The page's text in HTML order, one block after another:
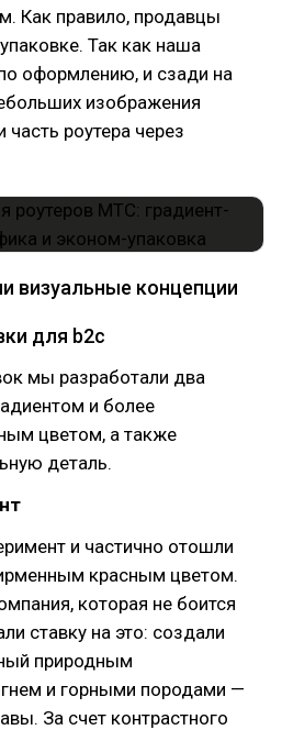
Как правило, продавцы
Так как наша
оформлению, и сзади на
изображения
роутера через
визуальные концепции
для b2c
мы разработали два
и более
цветом, а также
деталь.
и частично отошли
красным цветом.
которая не боится
ставку на это: создали
природным
и горными породами —
За счет контрастного